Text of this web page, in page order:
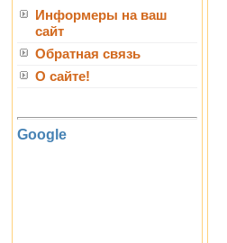
Информеры на ваш
сайт
Обратная связь
О сайте!
Google